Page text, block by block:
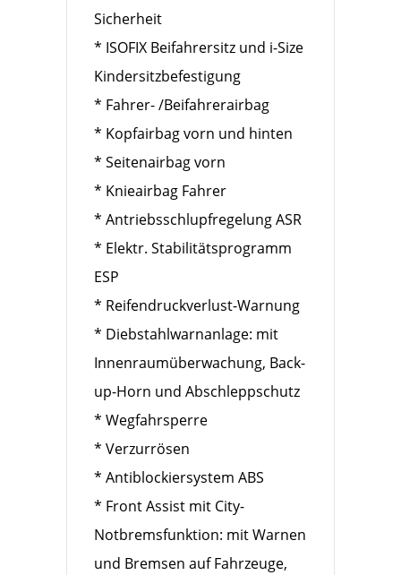
Sicherheit
* ISOFIX Beifahrersitz und i-Size
Kindersitzbefestigung
* Fahrer- /Beifahrerairbag
* Kopfairbag vorn und hinten
* Seitenairbag vorn
* Knieairbag Fahrer
* Antriebsschlupfregelung ASR
* Elektr. Stabilitätsprogramm
ESP
* Reifendruckverlust-Warnung
* Diebstahlwarnanlage: mit
Innenraumüberwachung, Back-
up-Horn und Abschleppschutz
* Wegfahrsperre
* Verzurrösen
* Antiblockiersystem ABS
* Front Assist mit City-
Notbremsfunktion: mit Warnen
und Bremsen auf Fahrzeuge,